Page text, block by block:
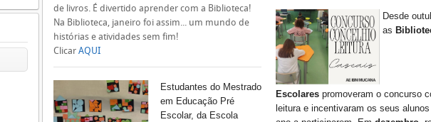
de livros. É divertido aprender com a Biblioteca!
Na Biblioteca, janeiro foi assim... um mundo de
histórias e atividades sem fim!
Clicar AQUI
Estudantes do Mestrado
em Educação Pré
Escolar, da Escola
Desde
as
Escolares promoveram o concurso
leitura e incentivaram os seus alunos